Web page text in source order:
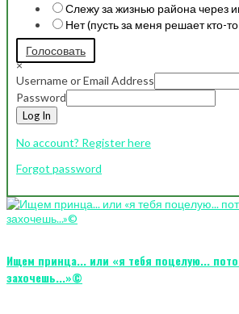
Слежу за жизнью района через
Нет (пусть за меня решает кто-
Голосовать
×
Username or Email Address
Password
Log In
No account? Register here
Forgot password
Ищем принца... или «я тебя поцелую...
захочешь...»©